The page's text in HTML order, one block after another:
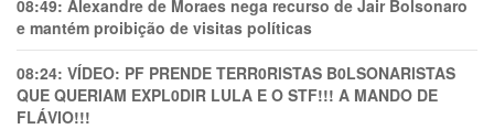
08:49: Alexandre de Moraes nega recurso de Jair Bolsonaro
e mantém proibição de visitas políticas
08:24: VÍDEO: PF PRENDE TERR0RlSTAS B0LSONARlSTAS
QUE QUERIAM EXPL0DlR LULA E O STF!!! A MANDO DE
FLÁVIO!!!